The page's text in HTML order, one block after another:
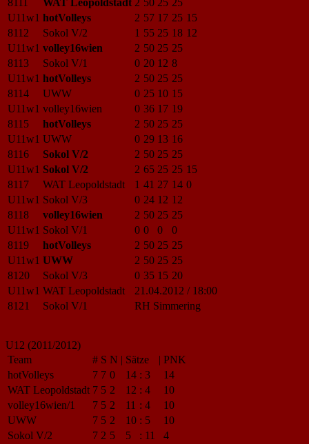
8111 WAT Leopoldstadt 2 50 25 25
U11w1 hotVolleys 2 57 17 25 15
8112
Sokol V/2 1 55 25 18 12
U11w1 volley16wien 2 50 25 25
8113
Sokol V/1 0 20 12 8
U11w1 hotVolleys 2 50 25 25
8114
UWW 0 25 10 15
U11w1 volley16wien 0 36 17 19
8115
hotVolleys 2 50 25 25
U11w1 UWW 0 29 13 16
8116
Sokol V/2 2 50 25 25
U11w1 Sokol V/2 2 65 25 25 15
8117
WAT Leopoldstadt 1 41 27 14 0
U11w1 Sokol V/3 0 24 12 12
8118
volley16wien 2 50 25 25
U11w1 Sokol V/1 0 0 0
0
8119
hotVolleys 2 50 25 25
U11w1 UWW 2 50 25 25
8120
Sokol V/3 0 35 15 20
U11w1 WAT Leopoldstadt
21.04.2012 / 18:00
8121
Sokol V/1 RH Simmering
U12 (2011/2012)
Team
# S N | Sätze | PNK
hotVolleys
7 7 0 14 : 3
14
WAT Leopoldstadt 7 5 2 12 : 4
10
volley16wien/1
7 5 2 11 : 4
10
UWW
7 5 2 10 : 5
10
Sokol V/2
7 2 5 5 : 11
4